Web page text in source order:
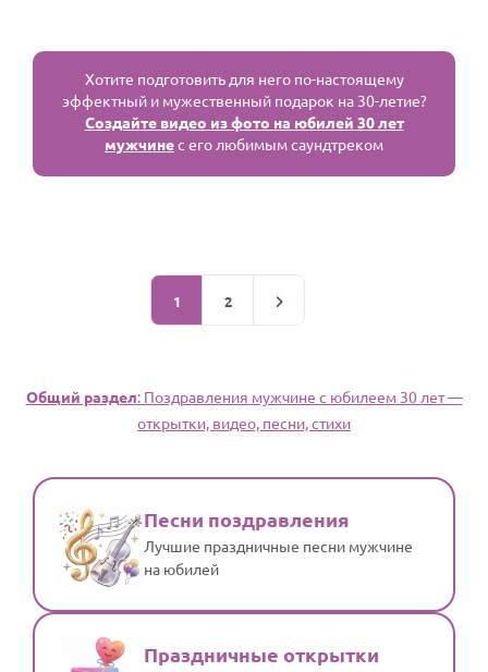
Хотите подготовить для него по-настоящему
эффектный и мужественный подарок на 30-летие?
Создайте видео из фото на юбилей 30 лет
мужчинес его любимым саундтреком
1 2
Общий раздел: Поздравления мужчине с юбилеем 30 лет —
открытки, видео, песни, стихи
Песни поздравления
Лучшие праздничные песни мужчине
на юбилей
Праздничные открытки